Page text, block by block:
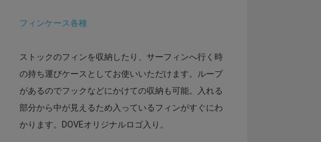
フィンケース各種
ストックのフィンを収納したり、サーフィンへ行く時
の持ち運びケースとしてお使いいただけます。ループ
があるのでフックなどにかけての収納も可能。入れる
部分から中が見えるため入っているフィンがすぐにわ
かります。DOVEオリジナルロゴ入り。